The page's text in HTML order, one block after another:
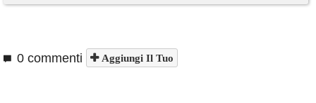
0 commenti Aggiungi Il Tuo